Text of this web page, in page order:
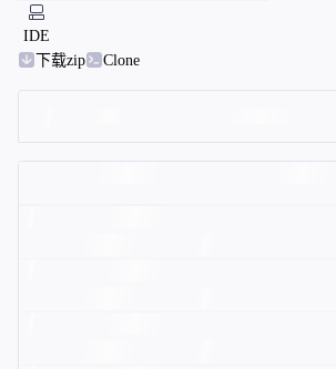
IDE
下载zip
Clone